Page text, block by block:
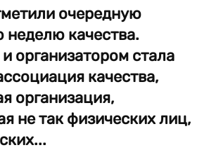
очередную
неделю качества.
организатором стала
качества,
организация,
не так физических лиц,